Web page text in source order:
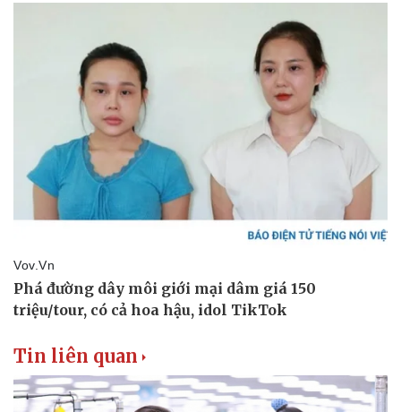
Tin liên quan